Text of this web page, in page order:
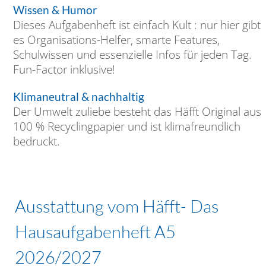
Wissen & Humor
Dieses Aufgabenheft ist einfach Kult : nur hier gibt
es Organisations-Helfer, smarte Features,
Schulwissen und essenzielle Infos für jeden Tag.
Fun-Factor inklusive!
Klimaneutral & nachhaltig
Der Umwelt zuliebe besteht das Häfft Original aus
100 % Recyclingpapier und ist klimafreundlich
bedruckt.
Ausstattung vom Häfft- Das
Hausaufgabenheft A5
2026/2027